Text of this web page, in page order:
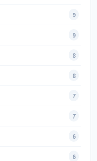
9
9
8
8
7
7
6
6